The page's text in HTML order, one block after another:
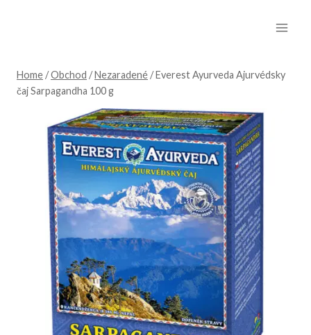
Home /Obchod /Nezaradené /Everest Ayurveda Ajurvédsky
čaj Sarpagandha 100 g